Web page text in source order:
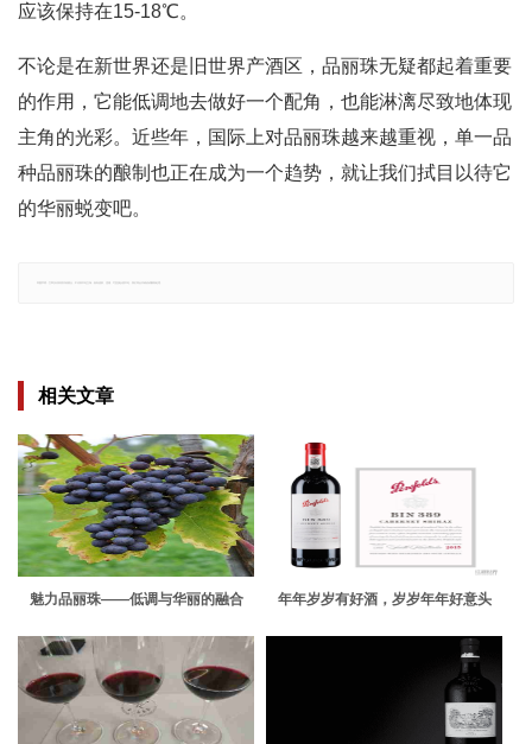
应该保持在15-18℃。
不论是在新世界还是旧世界产酒区，品丽珠无疑都起着重要
的作用，它能低调地去做好一个配角，也能淋漓尽致地体现
主角的光彩。近些年，国际上对品丽珠越来越重视，单一品
种品丽珠的酿制也正在成为一个趋势，就让我们拭目以待它
的华丽蜕变吧。
相关文章
魅力品丽珠——低调与华丽的融合 年年岁岁有好酒，岁岁年年好意头